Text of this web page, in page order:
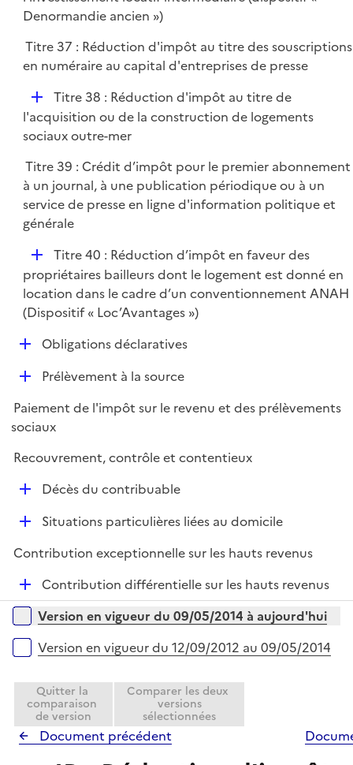
r
p
i
e
Denormandie ancien »)
Titre 37 : Réduction d'impôt au titre des souscriptions
en numéraire au capital d'entreprises de presse
D
é
p
i
e
r
Titre 38 : Réduction d'impôt au titre de
l'acquisition ou de la construction de logements
sociaux outre-mer
Titre 39 : Crédit d’impôt pour le premier abonnement
à un journal, à une publication périodique ou à un
service de presse en ligne d'information politique et
générale
D
é
p
l
e
r
Titre 40 : Réduction d’impôt en faveur des
propriétaires bailleurs dont le logement est donné en
location dans le cadre d’un conventionnement ANAH
(Dispositif « Loc’Avantages »)
D
i
e
r
Obligations déclaratives
D
p
l
i
Prélèvement à la source
Paiement de l'impôt sur le revenu et des prélèvements
sociaux
Recouvrement, contrôle et contentieux
D
i
r
Décès du contribuable
D
p
i
e
Situations particulières liées au domicile
Contribution exceptionnelle sur les hauts revenus
D
é
p
e
r
Contribution différentielle sur les hauts revenus
Versions sur la période
Version en vigueur du 09/05/2014 à aujourd'hui
Version en vigueur du 12/09/2012 au 09/05/2014
Quitter la
comparaison
de version
Comparer les deux
versions
sélectionnées
Document précédent